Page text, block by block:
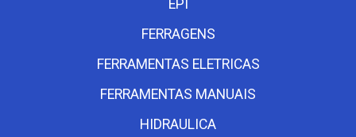
EPI
FERRAGENS
FERRAMENTAS ELETRICAS
FERRAMENTAS MANUAIS
HIDRAULICA